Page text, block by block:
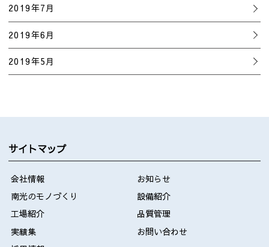
2019年7月
2019年6月
2019年5月
サイトマップ
会社情報
お知らせ
南光のモノづくり
設備紹介
工場紹介
品質管理
実績集
お問い合わせ